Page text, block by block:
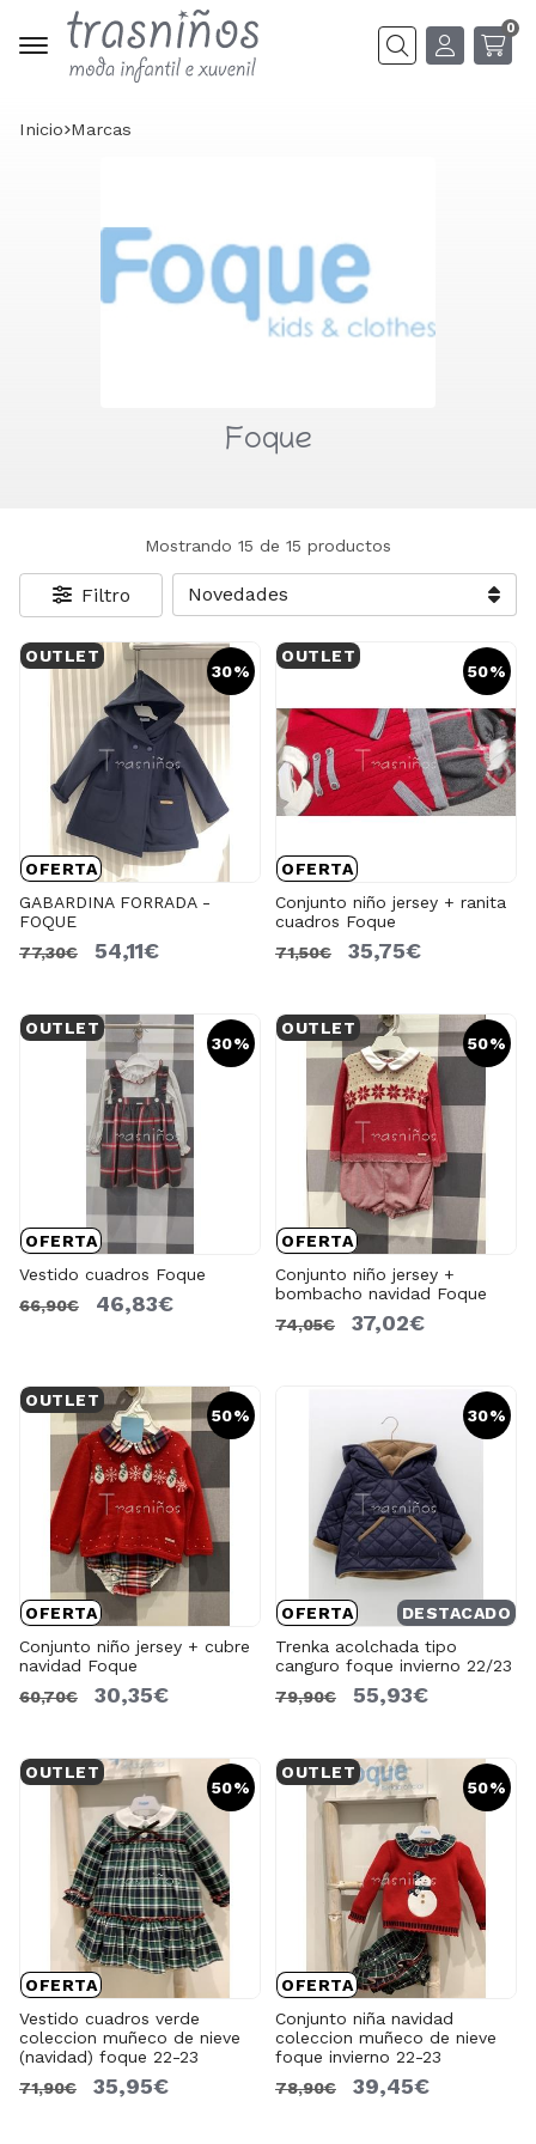
Buscar
0
Inicio marcas
Foque
Mostrando 15 de 15 productos
Filtro
30%
OFERTA
OUTLET
GABARDINA FORRADA -
FOQUE
77,30€
54,11€
50%
OFERTA
OUTLET
Conjunto niño jersey + ranita
cuadros Foque
71,50€
35,75€
30%
OFERTA
OUTLET
Vestido cuadros Foque
66,90€
46,83€
50%
OFERTA
OUTLET
Conjunto niño jersey +
bombacho navidad Foque
74,05€
37,02€
50%
OFERTA
OUTLET
Conjunto niño jersey + cubre
navidad Foque
60,70€
30,35€
30%
OFERTA
DESTACADO
Trenka acolchada tipo
canguro foque invierno 22/23
79,90€
55,93€
50%
OFERTA
OUTLET
Vestido cuadros verde
coleccion muñeco de nieve
(navidad) foque 22-23
71,90€
35,95€
50%
OFERTA
OUTLET
Conjunto niña navidad
coleccion muñeco de nieve
foque invierno 22-23
78,90€
39,45€